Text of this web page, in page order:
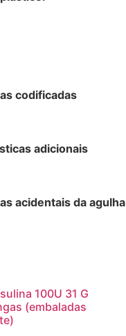
codificadas
adicionais
acidentais da agulha
100U 31 G
(embaladas